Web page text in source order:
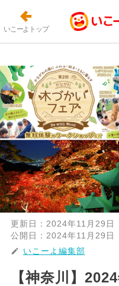
いこーよトップ
更新日： 2024年11月29日
公開日： 2024年11月29日
いこーよ編集部
【神奈川】